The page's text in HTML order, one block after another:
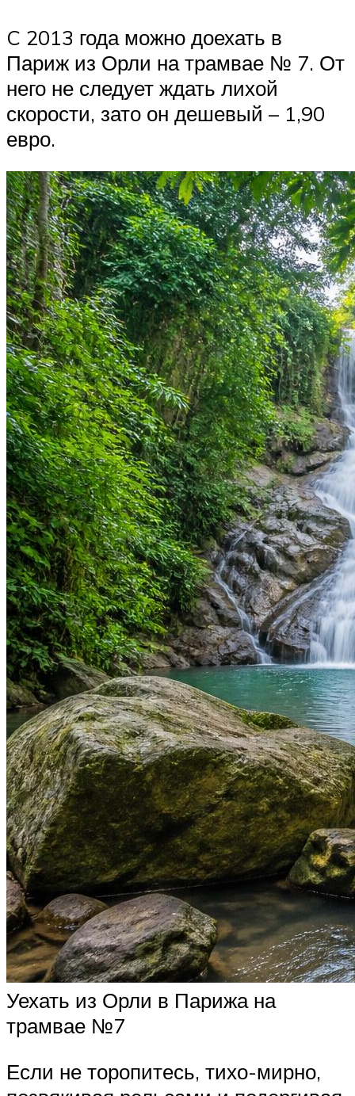
C 2013 года можно доехать в
Париж из Орли на трамвае № 7. От
него не следует ждать лихой
скорости, зато он дешевый – 1,90
евро.
Уехать из Орли в Парижа на
трамвае №7
Если не торопитесь, тихо-мирно,